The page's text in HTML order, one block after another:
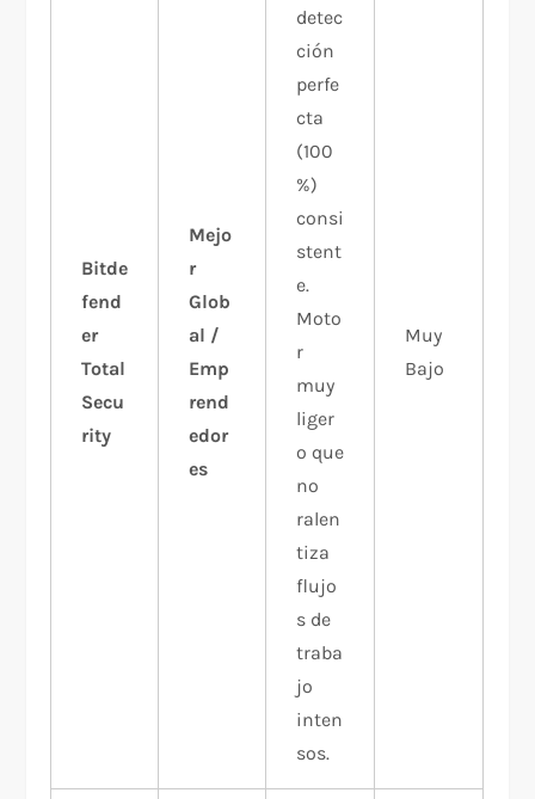
Bitde
fend
er
Total
Secu
rity
Mejo
r
Glob
al /
Emp
rend
edor
es
detec
ción
perfe
cta
(100
%)
consi
stent
e.
Moto
r
muy
liger
o que
no
ralen
tiza
flujo
s de
traba
jo
inten
sos.
Muy
Bajo